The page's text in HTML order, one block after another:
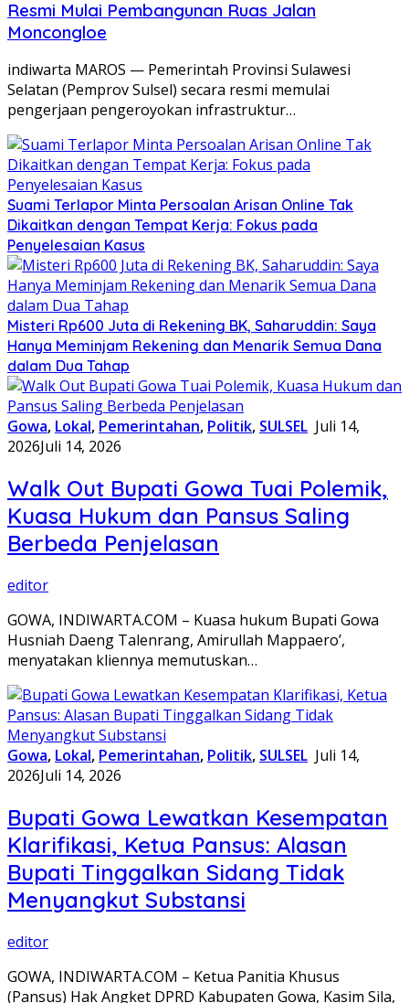
Resmi Mulai Pembangunan Ruas Jalan
Moncongloe
indiwarta MAROS — Pemerintah Provinsi Sulawesi
Selatan (Pemprov Sulsel) secara resmi memulai
pengerjaan pengeroyokan infrastruktur…
Suami Terlapor Minta Persoalan Arisan Online Tak
Dikaitkan dengan Tempat Kerja: Fokus pada
Penyelesaian Kasus
Misteri Rp600 Juta di Rekening BK, Saharuddin: Saya
Hanya Meminjam Rekening dan Menarik Semua Dana
dalam Dua Tahap
Gowa, Lokal, Pemerintahan, Politik, SULSEL Juli 14,
2026Juli 14, 2026
Walk Out Bupati Gowa Tuai Polemik,
Kuasa Hukum dan Pansus Saling
Berbeda Penjelasan
editor
GOWA, INDIWARTA.COM – Kuasa hukum Bupati Gowa
Husniah Daeng Talenrang, Amirullah Mappaero’,
menyatakan kliennya memutuskan…
Gowa, Lokal, Pemerintahan, Politik, SULSEL Juli 14,
2026Juli 14, 2026
Bupati Gowa Lewatkan Kesempatan
Klarifikasi, Ketua Pansus: Alasan
Bupati Tinggalkan Sidang Tidak
Menyangkut Substansi
editor
GOWA, INDIWARTA.COM – Ketua Panitia Khusus
(Pansus) Hak Angket DPRD Kabupaten Gowa, Kasim Sila,